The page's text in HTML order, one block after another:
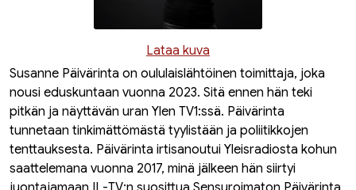
Lataa kuva
Susanne Päivärinta on oululaislähtöinen toimittaja, joka
nousi eduskuntaan vuonna 2023. Sitä ennen hän teki
pitkän ja näyttävän uran Ylen TV1:ssä. Päivärinta
tunnetaan tinkimättömästä tyylistään ja poliitikkojen
tenttauksesta. Päivärinta irtisanoutui Yleisradiosta kohun
saattelemana vuonna 2017, minä jälkeen hän siirtyi